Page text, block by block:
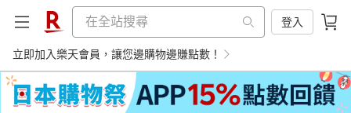
登入
立即加入樂天會員，讓您邊購物邊賺點數！